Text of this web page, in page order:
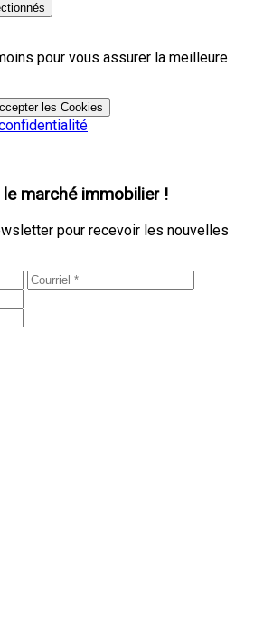
pour vous assurer la meilleure
les Cookies
marché immobilier !
pour recevoir les nouvelles